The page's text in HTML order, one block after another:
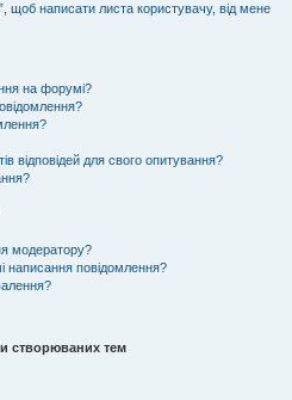
щоб написати листа користувачу, від мене
на форумі?
відповідей для свого опитування?
модератору?
написання повідомлення?
створюваних тем